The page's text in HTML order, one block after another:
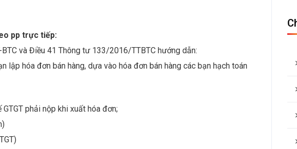
pp trực tiếp:
và Điều 41 Thông tư 133/2016/TTBTC hướng dẫn:
lập hóa đơn bán hàng, dựa vào hóa đơn bán hàng các bạn hạch toán
phải nộp khi xuất hóa đơn;